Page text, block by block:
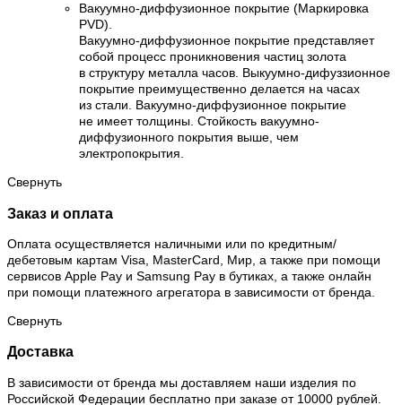
Вакуумно-диффузионное покрытие (Маркировка
PVD).
Вакуумно-диффузионное покрытие представляет
собой процесс проникновения частиц золота
в структуру металла часов. Выкуумно-дифуззионное
покрытие преимущественно делается на часах
из стали. Вакуумно-диффузионное покрытие
не имеет толщины. Стойкость вакуумно-
диффузионного покрытия выше, чем
электропокрытия.
Свернуть
Заказ и оплата
Оплата осуществляется наличными или по кредитным/
дебетовым картам Visa, MasterCard, Мир, а также при помощи
сервисов Apple Pay и Samsung Pay в бутиках, а также онлайн
при помощи платежного агрегатора в зависимости от бренда.
Свернуть
Доставка
В зависимости от бренда мы доставляем наши изделия по
Российской Федерации бесплатно при заказе от 10000 рублей.